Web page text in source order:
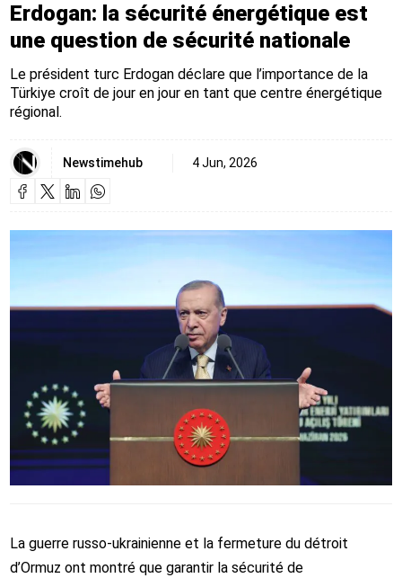
Erdogan: la sécurité énergétique est
une question de sécurité nationale
Le président turc Erdogan déclare que l’importance de la
Türkiye croît de jour en jour en tant que centre énergétique
régional.
Newstimehub 4 Jun, 2026
La guerre russo-ukrainienne et la fermeture du détroit
d’Ormuz ont montré que garantir la sécurité de